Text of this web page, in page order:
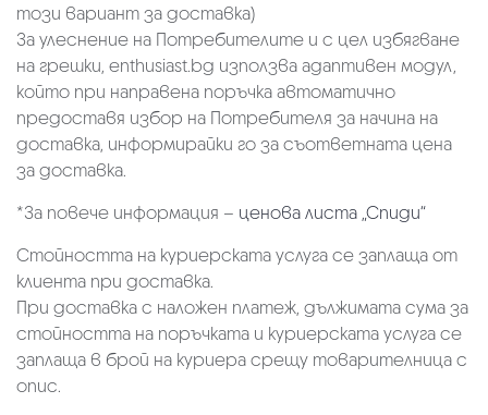
този вариант за доставка)
За улеснение на Потребителите и с цел избягване
на грешки, enthusiast.bg използва адаптивен модул,
който при направена поръчка автоматично
предоставя избор на Потребителя за начина на
доставка, информирайки го за съответната цена
за доставка.
*За повече информация – ценова листа „Спиди“
Стойността на куриерската услуга се заплаща от
клиента при доставка.
При доставка с наложен платеж, дължимата сума за
стойността на поръчката и куриерската услуга се
заплаща в брой на куриера срещу товарителница с
опис.